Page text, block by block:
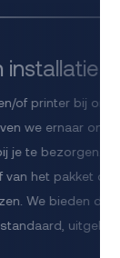
installatie
of printer bij ons
we ernaar om
je te bezorgen.
van het pakket dat
We bieden drie